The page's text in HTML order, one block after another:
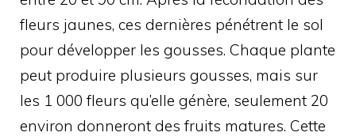
fleurs jaunes, ces dernières pénétrent le sol
pour développer les gousses. Chaque plante
peut produire plusieurs gousses, mais sur
les 1 000 fleurs qu’elle génère, seulement 20
environ donneront des fruits matures. Cette